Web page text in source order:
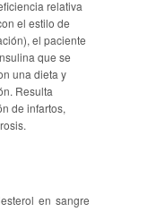
relativa
el estilo de
el paciente
que se
una dieta y
Resulta
de infartos,
en sangre